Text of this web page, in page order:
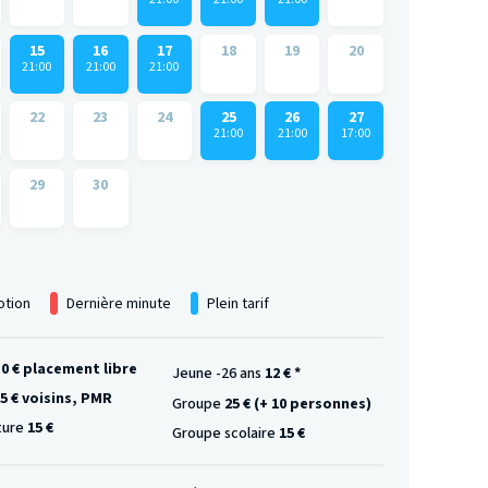
15
21:00
16
21:00
17
21:00
18 19 20
22 23 24 25
21:00
26
21:00
27
17:00
29 30
Dernière minute Plein tarif
€ placement libre
€ voisins, PMR
15 €
Jeune -26 ans 12 € *
Groupe 25 € (+ 10 personnes)
Groupe scolaire 15 €